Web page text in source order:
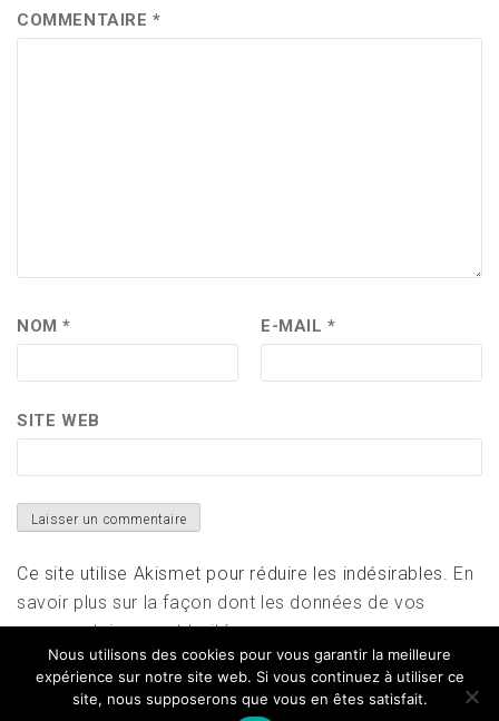
COMMENTAIRE*
NOM* E-MAIL*
SITE WEB
Ce site utilise Akismet pour réduire les indésirables. En
savoir plus sur la façon dont les données de vos
commentaires sont traitées.
Nous utilisons des cookies pour vous garantir la meilleure
expérience sur notre site web. Si vous continuez à utiliser ce
site, nous supposerons que vous en êtes satisfait.